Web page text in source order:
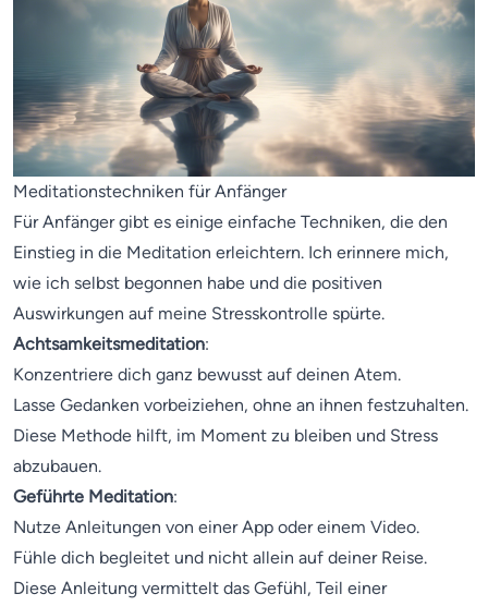
Meditationstechniken für Anfänger
Für Anfänger gibt es einige einfache Techniken, die den
Einstieg in die Meditation erleichtern. Ich erinnere mich,
wie ich selbst begonnen habe und die positiven
Auswirkungen auf meine Stresskontrolle spürte.
Achtsamkeitsmeditation:
Konzentriere dich ganz bewusst auf deinen Atem.
Lasse Gedanken vorbeiziehen, ohne an ihnen festzuhalten.
Diese Methode hilft, im Moment zu bleiben und Stress
abzubauen.
Geführte Meditation:
Nutze Anleitungen von einer App oder einem Video.
Fühle dich begleitet und nicht allein auf deiner Reise.
Diese Anleitung vermittelt das Gefühl, Teil einer